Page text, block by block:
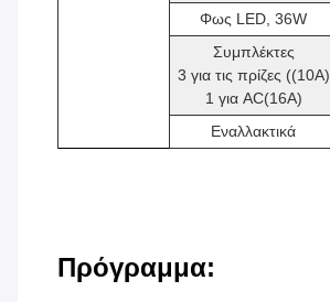
Φως LED, 36W
Συμπλέκτες
3 για τις πρίζες ((10A)
1 για AC(16A)
Εναλλακτικά
Πρόγραμμα: